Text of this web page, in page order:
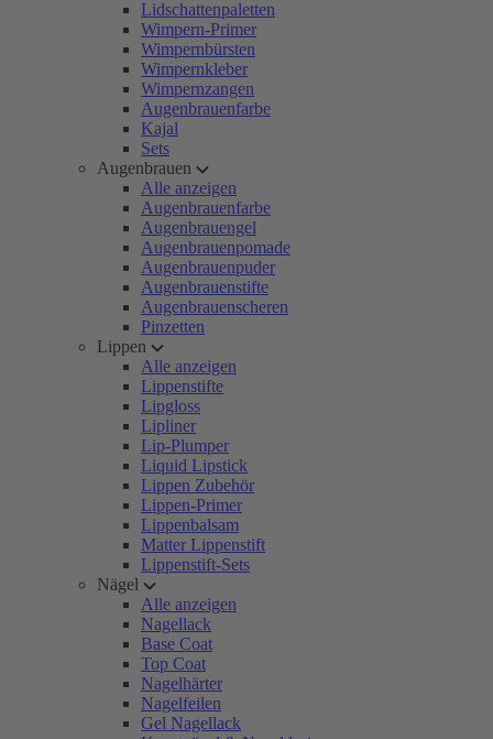
Lidschattenpaletten
Wimpern-Primer
Wimpernbürsten
Wimpernkleber
Wimpernzangen
Augenbrauenfarbe
Kajal
Sets
Augenbrauen
Alle anzeigen
Augenbrauenfarbe
Augenbrauengel
Augenbrauenpomade
Augenbrauenpuder
Augenbrauenstifte
Augenbrauenscheren
Pinzetten
Lippen
Alle anzeigen
Lippenstifte
Lipgloss
Lipliner
Lip-Plumper
Liquid Lipstick
Lippen Zubehör
Lippen-Primer
Lippenbalsam
Matter Lippenstift
Lippenstift-Sets
Nägel
Alle anzeigen
Nagellack
Base Coat
Top Coat
Nagelhärter
Nagelfeilen
Gel Nagellack